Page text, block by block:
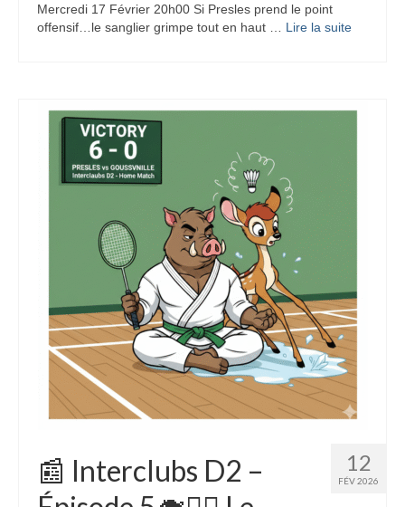
Mercredi 17 Février 20h00 Si Presles prend le point
offensif…le sanglier grimpe tout en haut … Lire la suite­­
12
FÉV 2026
📰 Interclubs D2 –